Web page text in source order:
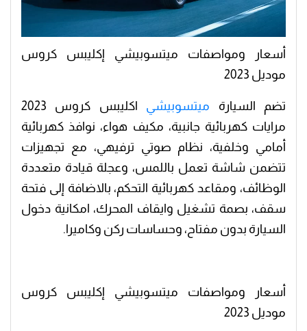
أسعار ومواصفات ميتسوبيشي إكليبس كروس
موديل 2023
تضم السيارة ميتسوبيشي
اكليبس كروس 2023
مرايات كهربائية جانبية، مكيف هواء، نوافذ كهربائية
أمامي وخلفية، نظام صوتي ترفيهي، مع تجهيزات
تتضمن شاشة تعمل باللمس، وعجلة قيادة متعددة
الوظائف، ومقاعد كهربائية التحكم، بالاضافة إلى فتحة
سقف، بصمة تشغيل وايقاف المحرك، امكانية دخول
السيارة بدون مفتاح، وحساسات ركن وكاميرا.
أسعار ومواصفات ميتسوبيشي إكليبس كروس
موديل 2023